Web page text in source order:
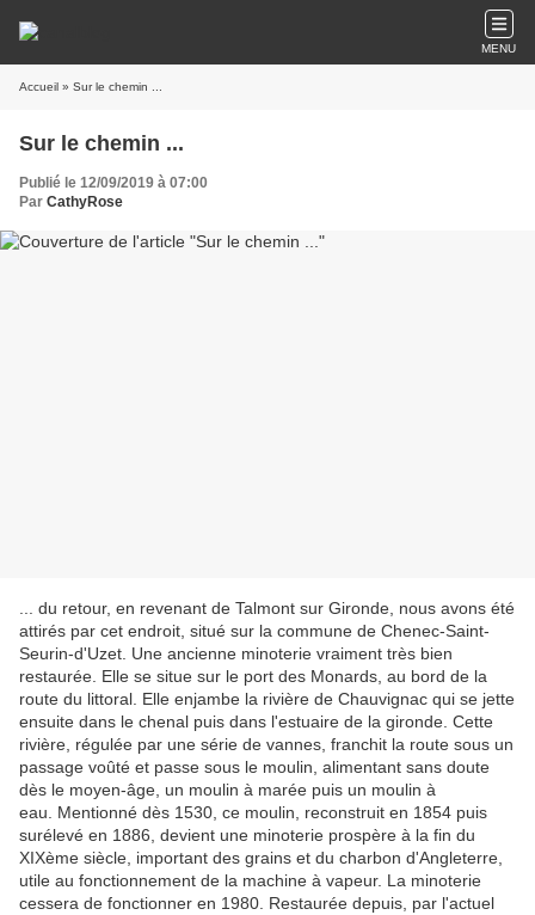
MENU
Accueil » Sur le chemin ...
Sur le chemin ...
Publié le 12/09/2019 à 07:00
Par CathyRose
... du retour, en revenant de Talmont sur Gironde, nous avons été
attirés par cet endroit, situé sur la commune de Chenec-Saint-
Seurin-d'Uzet. Une ancienne minoterie vraiment très bien
restaurée. Elle se situe sur le port des Monards, au bord de la
route du littoral. Elle enjambe la rivière de Chauvignac qui se jette
ensuite dans le chenal puis dans l'estuaire de la gironde. Cette
rivière, régulée par une série de vannes, franchit la route sous un
passage voûté et passe sous le moulin, alimentant sans doute
dès le moyen-âge, un moulin à marée puis un moulin à
eau. Mentionné dès 1530, ce moulin, reconstruit en 1854 puis
surélevé en 1886, devient une minoterie prospère à la fin du
XIXème siècle, important des grains et du charbon d'Angleterre,
utile au fonctionnement de la machine à vapeur. La minoterie
cessera de fonctionner en 1980. Restaurée depuis, par l'actuel